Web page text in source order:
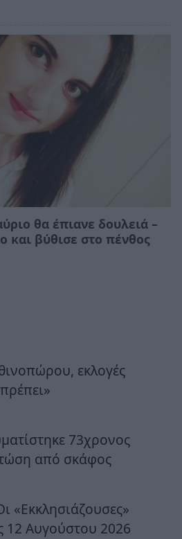
θα έπιανε δουλειά –
και βύθισε στο πένθος
εκλογές
73χρονος
από σκάφος
«Εκκλησιάζουσες»
12 Αυγούστου 2026